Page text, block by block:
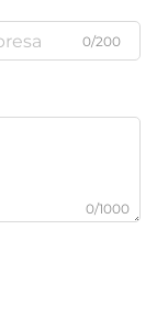
0/200
0/1000